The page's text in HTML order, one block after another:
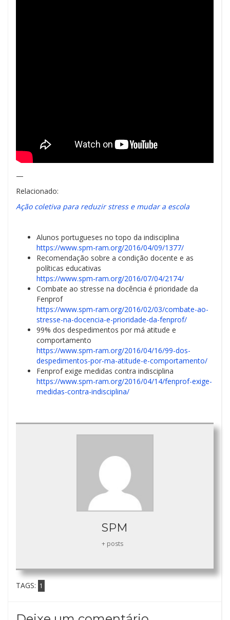
—
Relacionado:
Ação coletiva para reduzir stress e mudar a escola
Alunos portugueses no topo da indisciplina
https://www.spm-ram.org/2016/04/09/1377/
Recomendação sobre a condição docente e as
políticas educativas
https://www.spm-ram.org/2016/07/04/2174/
Combate ao stresse na docência é prioridade da
Fenprof
https://www.spm-ram.org/2016/02/03/combate-ao-
stresse-na-docencia-e-prioridade-da-fenprof/
99% dos despedimentos por má atitude e
comportamento
https://www.spm-ram.org/2016/04/16/99-dos-
despedimentos-por-ma-atitude-e-comportamento/
Fenprof exige medidas contra indisciplina
https://www.spm-ram.org/2016/04/14/fenprof-exige-
medidas-contra-indisciplina/
SPM
+ posts
TAGS: 1